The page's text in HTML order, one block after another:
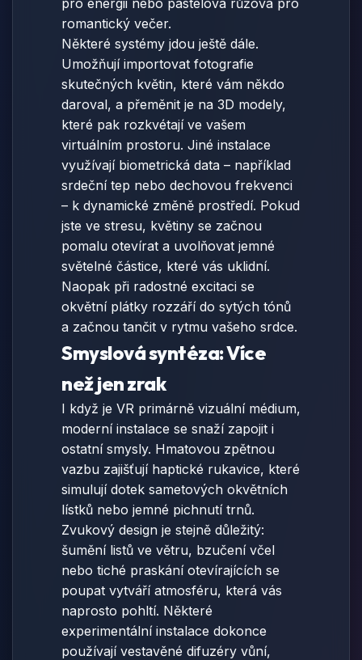
pro energii nebo pastelová růžová pro
romantický večer.
Některé systémy jdou ještě dále.
Umožňují importovat fotografie
skutečných květin, které vám někdo
daroval, a přeměnit je na 3D modely,
které pak rozkvétají ve vašem
virtuálním prostoru. Jiné instalace
využívají biometrická data – například
srdeční tep nebo dechovou frekvenci
– k dynamické změně prostředí. Pokud
jste ve stresu, květiny se začnou
pomalu otevírat a uvolňovat jemné
světelné částice, které vás uklidní.
Naopak při radostné excitaci se
okvětní plátky rozzáří do sytých tónů
a začnou tančit v rytmu vašeho srdce.
Smyslová syntéza: Více
než jen zrak
I když je VR primárně vizuální médium,
moderní instalace se snaží zapojit i
ostatní smysly. Hmatovou zpětnou
vazbu zajišťují haptické rukavice, které
simulují dotek sametových okvětních
lístků nebo jemné pichnutí trnů.
Zvukový design je stejně důležitý:
šumění listů ve větru, bzučení včel
nebo tiché praskání otevírajících se
poupat vytváří atmosféru, která vás
naprosto pohltí. Některé
experimentální instalace dokonce
používají vestavěné difuzéry vůní,